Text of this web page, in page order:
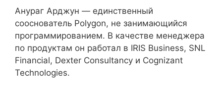
Анураг Арджун — единственный
сооснователь Polygon, не занимающийся
программированием. В качестве менеджера
по продуктам он работал в IRIS Business, SNL
Financial, Dexter Consultancy и Cognizant
Technologies.